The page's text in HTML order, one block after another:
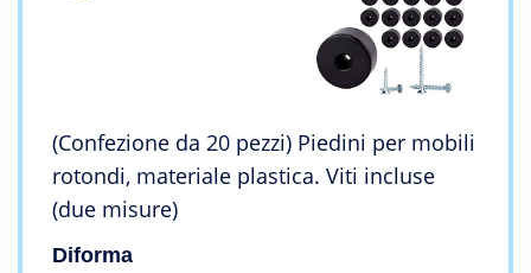
(Confezione da 20 pezzi) Piedini per mobili
rotondi, materiale plastica. Viti incluse
(due misure)
Diforma